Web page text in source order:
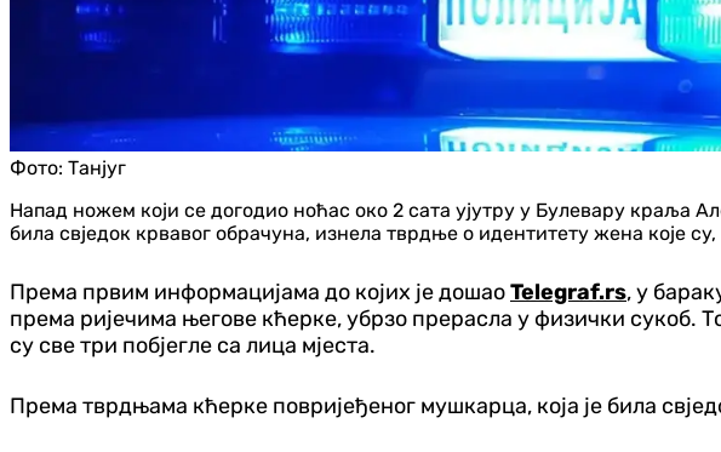
Фото: Танјуг
Напад ножем који се догодио ноћас око 2 сата ујутру у Булевару краља
била свједок крвавог обрачуна, изнела тврдње о идентитету жена које
Према првим информацијама до којих је дошаоTelegraf.rs, у
према ријечима његове кћерке, убрзо прерасла у физички сукоб.
су све три побјегле са лица мјеста.
Према тврдњама кћерке повријеђеног мушкарца, која је била